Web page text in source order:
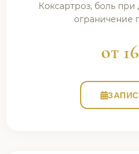
Коксартроз, боль
ограничение
от